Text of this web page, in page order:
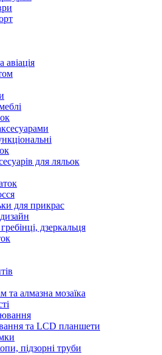
авіація
для ляльок
для прикрас
дзеркальця
алмазна мозаїка
та LCD планшети
підзорні труби